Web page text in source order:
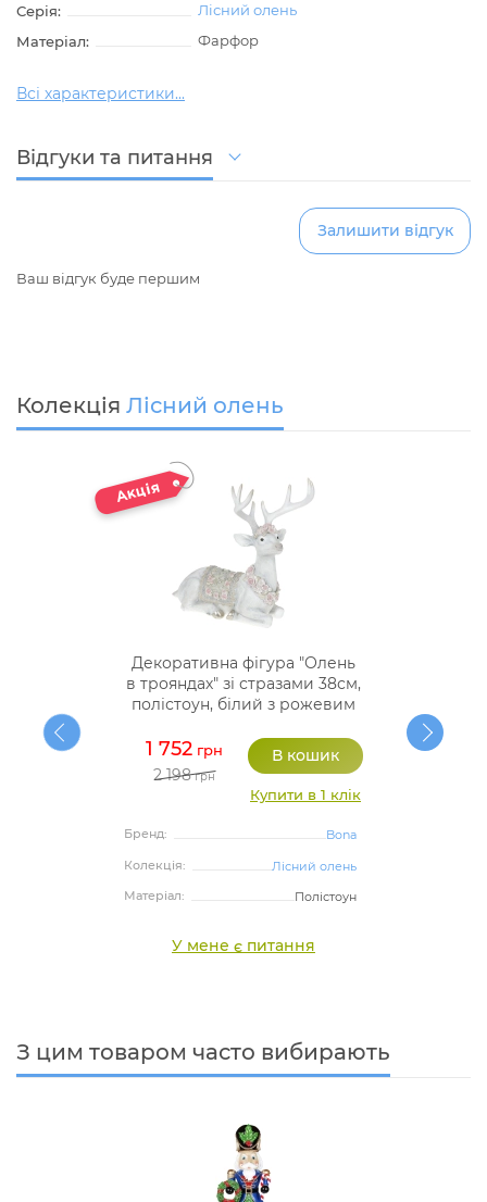
Серія:
Лісний олень
Матеріал:
Фарфор
Всі характеристики...
Відгуки та питання
Залишити відгук
Ваш відгук буде першим
Колекція Лісний олень
Декоративна фігура "Олень
в трояндах" зі стразами 38см,
полістоун, білий з рожевим
1 752грн
2 198грн
Купити в 1 клік
Бренд:
Bona
Колекція:
Лісний олень
Матеріал:
Полістоун
У мене є питання
З цим товаром часто вибирають